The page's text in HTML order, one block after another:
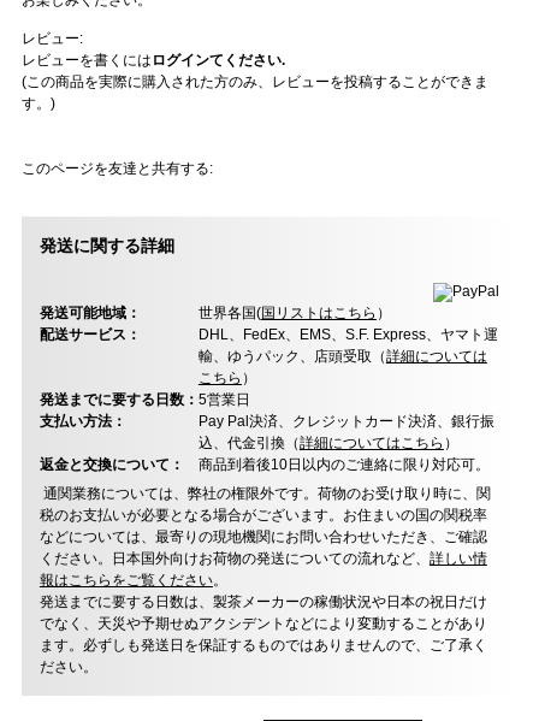
レビュー:
レビューを書くには ログインてください.
(この商品を実際に購入された方のみ、レビューを投稿することができま
す。)
このページを友達と共有する:
発送に関する詳細
発送可能地域： 世界各国(国リストはこちら ）
配送サービス：
DHL、FedEx、EMS、S.F. Express、ヤマト運
輸、ゆうパック、店頭受取（詳細については
こちら ）
発送までに要する日数： 5営業日
支払い方法：
Pay Pal決済、クレジットカード決済、銀行振
込、代金引換（詳細についてはこちら ）
返金と交換について：
商品到着後10日以内のご連絡に限り対応可。
通関業務については、弊社の権限外です。荷物のお受け取り時に、関
税のお支払いが必要となる場合がございます。お住まいの国の関税率
などについては、最寄りの現地機関にお問い合わせいただき、ご確認
ください。日本国外向けお荷物の発送についての流れなど、 詳しい情
報はこちらをご覧ください。
発送までに要する日数は、製茶メーカーの稼働状況や日本の祝日だけ
でなく、天災や予期せぬアクシデントなどにより変動することがあり
ます。必ずしも発送日を保証するものではありませんので、ご了承く
ださい。